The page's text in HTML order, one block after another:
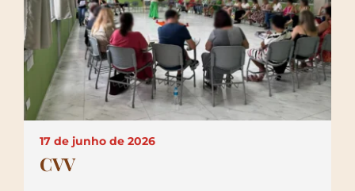
17 de junho de 2026
CVV